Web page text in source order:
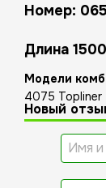
Номер:
Длина
Модели
4075 Topliner
Новый